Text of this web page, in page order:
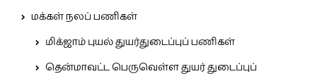
மக்கள் நலப் பணிகள்
மிக்ஜாம் புயல் துயர்துடைப்புப் பணிகள்
தென்மாவட்ட பெருவெள்ள துயர் துடைப்புப்